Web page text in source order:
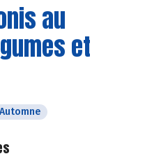
au
et
Automne